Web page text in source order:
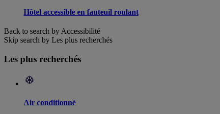
Hôtel accessible en fauteuil roulant
Back to search by Accessibilité
Skip search by Les plus recherchés
Les plus recherchés
Air conditionné